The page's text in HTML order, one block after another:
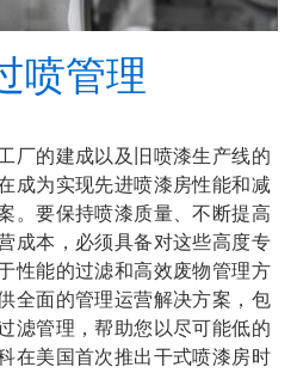
喷管理
厂的建成以及旧喷漆生产线的
成为实现先进喷漆房性能和减
。要保持喷漆质量、不断提高
成本，必须具备对这些高度专
性能的过滤和高效废物管理方
全面的管理运营解决方案，包
滤管理，帮助您以尽可能低的
在美国首次推出干式喷漆房时